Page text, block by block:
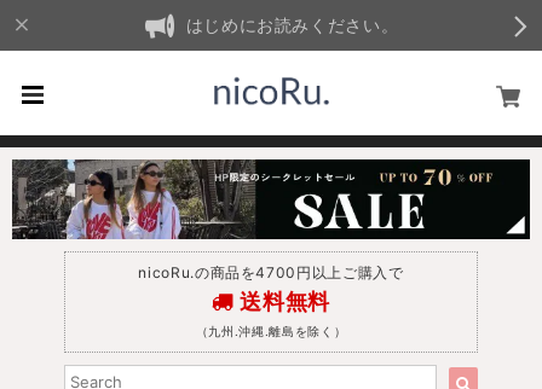
はじめにお読みください。
nicoRu.の商品を4700円以上ご購入で
送料無料
（九州.沖縄.離島を除く）